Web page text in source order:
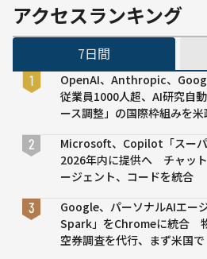
アクセスランキング
7日間
OpenAI、Anthropic、
従業員1000人超、AI研究自
ース調整」の国際枠組みを
Microsoft、Copilot「スー
2026年内に提供へ チャッ
ージェント、コードを統合
Google、パーソナルAIエー
Spark」をChromeに統合
空券調査を代行、まず米国で